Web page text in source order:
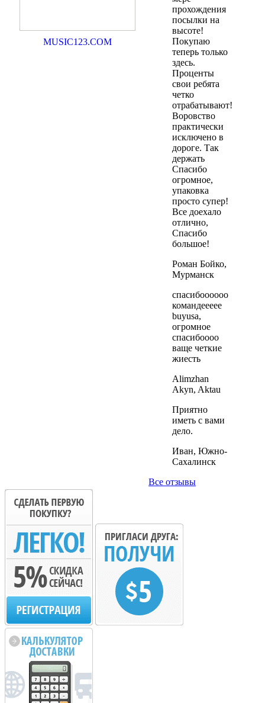
MUSIC123.COM
прохождения
посылки на
высоте!
Покупаю
теперь только
здесь.
Проценты
свои ребята
четко
отрабатывают!
Воровство
практически
исключено в
дороге. Так
держать
Спасибо
огромное,
упаковка
просто супер!
Все доехало
отлично,
Спасибо
большое!
Роман Бойко,
Мурманск
спасибоооооо
командеееее
buyusa,
огромное
спасибоооо
ваще четкие
жиесть
Alimzhan
Akyn, Aktau
Приятно
иметь с вами
дело.
Иван, Южно-
Сахалинск
Все отзывы